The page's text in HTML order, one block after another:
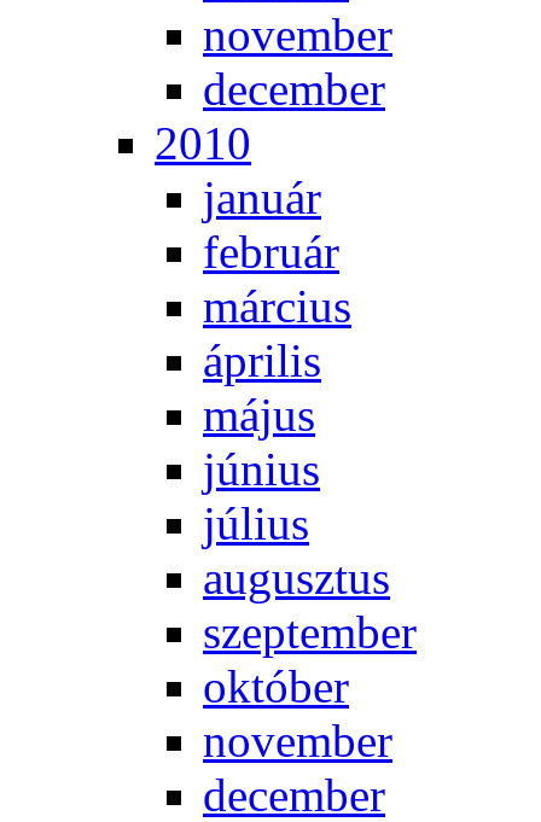
no­vem­ber
de­cem­ber
2010
ja­nu­ár
feb­ru­ár
már­ci­us
áp­ri­lis
má­jus
jú­ni­us
jú­li­us
au­gusz­tus
szep­tem­ber
ok­tó­ber
no­vem­ber
de­cem­ber